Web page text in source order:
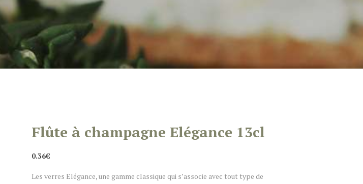
Flûte à champagne Elégance 13cl
0.36€
Les verres Elégance, une gamme classique qui s’associe avec tout type de